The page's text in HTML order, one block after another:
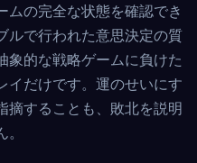
ムの完全な状態を確認でき
ルで行われた意思決定の質
象的な戦略ゲームに負けた
イだけです。運のせいにす
摘することも、敗北を説明